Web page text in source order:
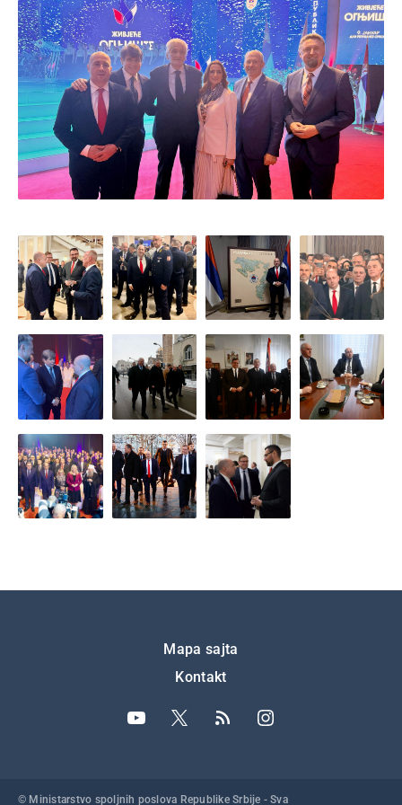
Mapa sajta
Kontakt
© Ministarstvo spoljnih poslova Republike Srbije - Sva